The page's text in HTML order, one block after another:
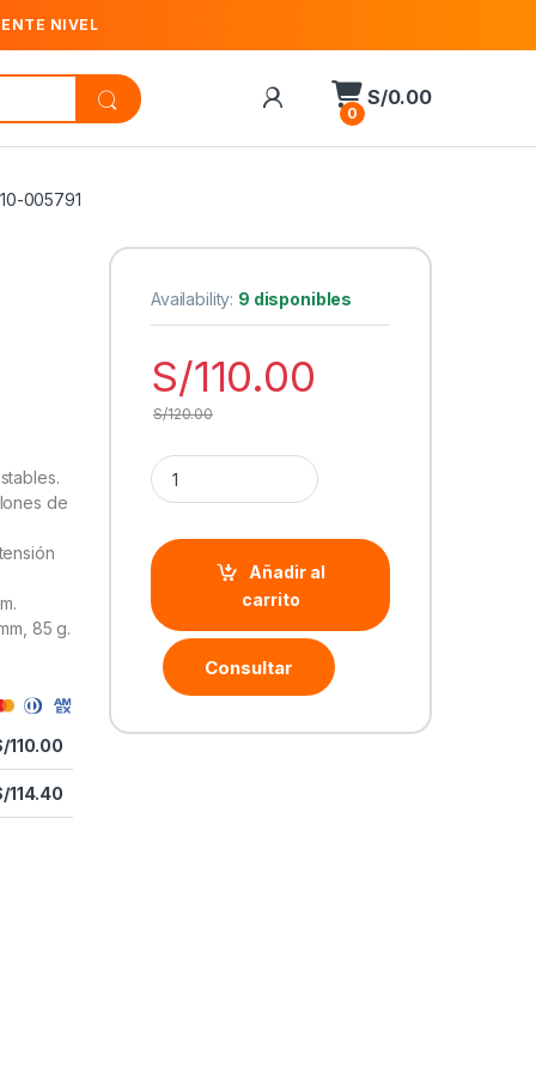
NIVEL
0
S/0.00
005791
de
85 g.
110.00
114.40
Availability: 9 disponibles
S/110.00
S/120.00
Cantidad Mouse Logitech G203 Lightsync 8000
Añadir al
carrito
Consultar